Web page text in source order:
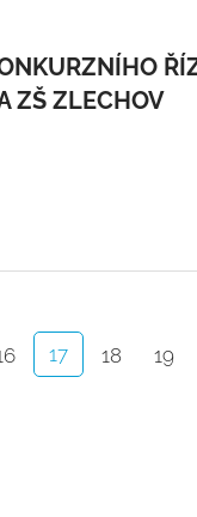
ZŠ ZLECHOV
17 18 19